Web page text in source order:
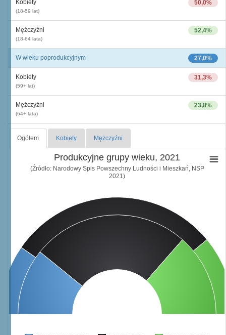
50,0%
Kobiety
(18-59 lat)
52,4%
Mężczyźni
(18-64 lata)
27,0%
W wieku poprodukcyjnym
31,3%
Kobiety
(59+ lat)
23,8%
Mężczyźni
(64+ lata)
Ogółem Kobiety Mężczyźni
Produkcyjne grupy wieku, 2021
(Źródło: Narodowy Spis Powszechny Ludności i Mieszkań, NSP
2021)